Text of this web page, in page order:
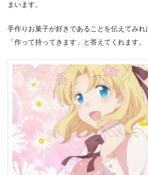
まいます。
手作りお菓子が好きであることを伝えてみれ
「作って持ってきます」と答えてくれます。